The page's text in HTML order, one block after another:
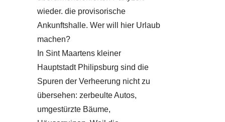
wieder. die provisorische
Ankunftshalle. Wer will hier Urlaub
machen?
In Sint Maartens kleiner
Hauptstadt Philipsburg sind die
Spuren der Verheerung nicht zu
übersehen: zerbeulte Autos,
umgestürzte Bäume,